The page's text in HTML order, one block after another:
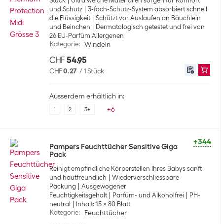
und Schutz
3-fach-Schutz-System absorbiert schnell
die Flüssigkeit
Schützt vor Auslaufen an Bäuchlein
und Beinchen
Dermatologisch getestet und frei von
26 EU-Parfüm Allergenen
Kategorie: Windeln
CHF 54.95
CHF0.27 /1 Stück
Ausserdem erhältlich in:
1 2 3+ +6
+344
Pampers Feuchttücher Sensitive Giga
Pack
Reinigt empfindliche Körperstellen Ihres Babys sanft
und hautfreundlich
Wiederverschliessbare
Packung
Ausgewogener
Feuchtigkeitsgehalt
Parfüm- und Alkoholfrei
PH-
neutral
Inhalt: 15 x 80 Blatt
Kategorie: Feuchttücher